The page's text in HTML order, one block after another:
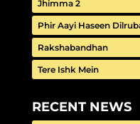
Jhimma 2
Phir Aayi Haseen
Rakshabandhan
Tere Ishk Mein
RECENT NEWS